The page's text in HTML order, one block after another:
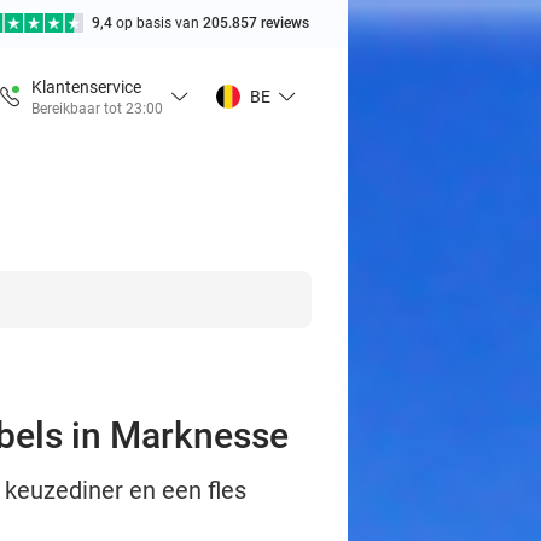
9,4 op basis van 205.857 reviews
Klantenservice
Bereikbaar tot 23:00
BE
in Marknesse
en een fles